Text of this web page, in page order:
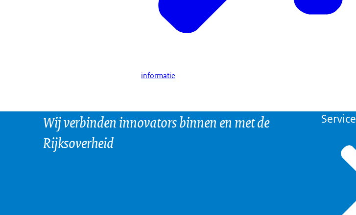
informatie
Wij verbinden innovators binnen en met de
Rijksoverheid
Service